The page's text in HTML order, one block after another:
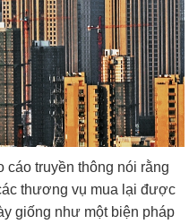
cáo truyền thông nói rằng
thương vụ mua lại được
giống như một biện pháp